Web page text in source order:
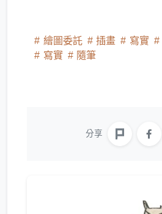
繪圖委託 插畫 寫實
寫實
隨筆
分享